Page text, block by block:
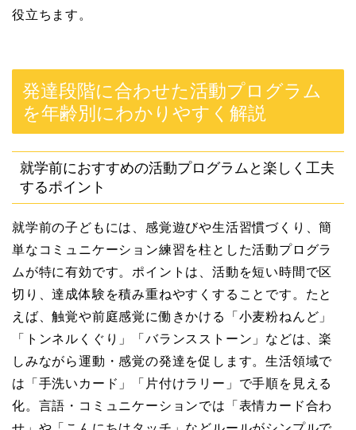
役立ちます。
発達段階に合わせた活動プログラム
を年齢別にわかりやすく解説
就学前におすすめの活動プログラムと楽しく工夫
するポイント
就学前の子どもには、感覚遊びや生活習慣づくり、簡
単なコミュニケーション練習を柱とした活動プログラ
ムが特に有効です。ポイントは、活動を短い時間で区
切り、達成体験を積み重ねやすくすることです。たと
えば、触覚や前庭感覚に働きかける「小麦粉ねんど」
「トンネルくぐり」「バランスストーン」などは、楽
しみながら運動・感覚の発達を促します。生活領域で
は「手洗いカード」「片付けラリー」で手順を見える
化。言語・コミュニケーションでは「表情カード合わ